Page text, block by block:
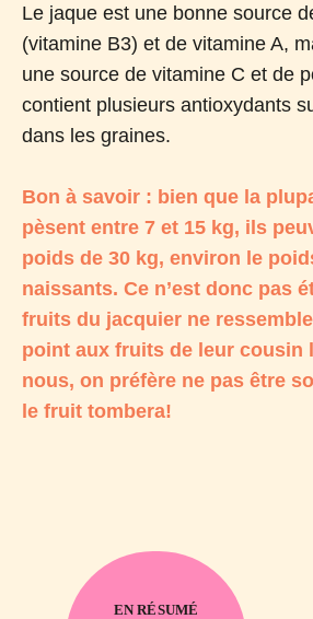
Le jaque est une bonne source
(vitamine B3) et de vitamine A,
une source de vitamine C et de
contient plusieurs antioxydants
dans les graines.
Bon à savoir : bien que la
pèsent entre 7 et 15 kg, ils
poids de 30 kg, environ le
naissants. Ce n’est donc pas
fruits du jacquier ne
point aux fruits de leur cousin
nous, on préfère ne pas être
le fruit tombera!
EN RÉSUMÉ